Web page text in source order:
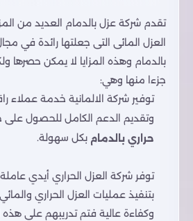
تقدم شركة عزل بالدمام العديد من
العزل المائى التى جعلتها رائدة في
بالدمام وهذه المزايا لا يمكن
جزءا منها وهي:
توفير شركة الالمانية خدمة عملاء
وتقديم الدعم الكامل للحصول
حراري بالدمام بكل سهولة.
توفر شركة العزل الحراري أيدي
بتنفيذ عمليات العزل الحراري
وكفاءة عالية فتم تدريبهم على